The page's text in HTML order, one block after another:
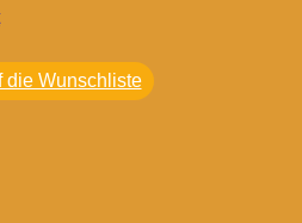
die Wunschliste